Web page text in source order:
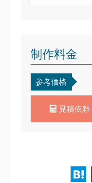
制作料金
参考価格
見積依頼